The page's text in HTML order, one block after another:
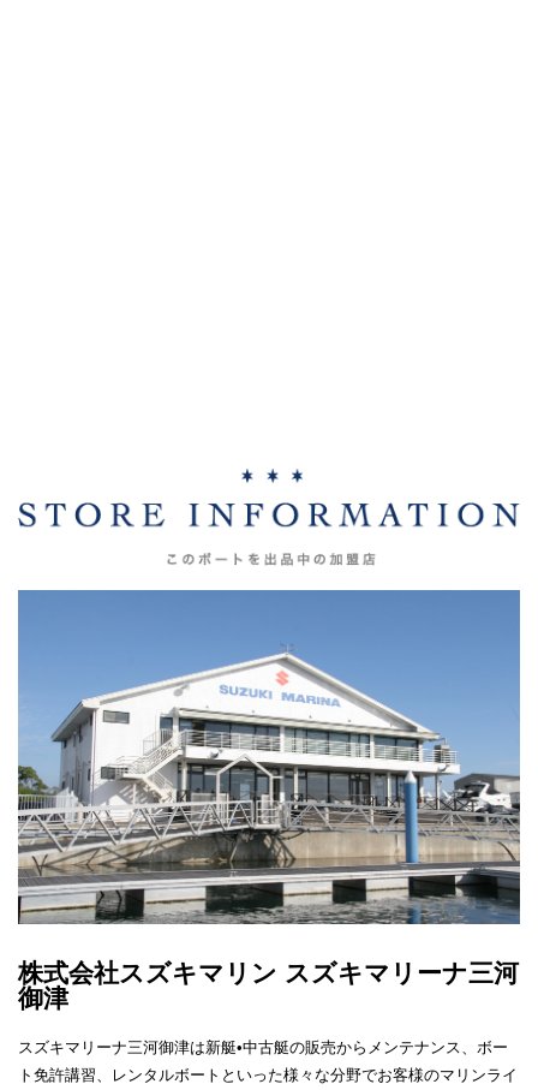
株式会社スズキマリン スズキマリーナ三河
御津
スズキマリーナ三河御津は新艇•中古艇の販売からメンテナンス、ボー
ト免許講習、レンタルボートといった様々な分野でお客様のマリンライ